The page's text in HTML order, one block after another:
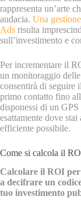
rappresenta un’arte
audacia. Una
Ads risulta
sull’investimento e
Per incrementare il
un monitoraggio
consentirà di seguire
primo contatto fino
disponessi di un
esattamente dove
efficiente possibile.
Come si calcola il
Calcolare il ROI per
a decifrare un
tuo investimento